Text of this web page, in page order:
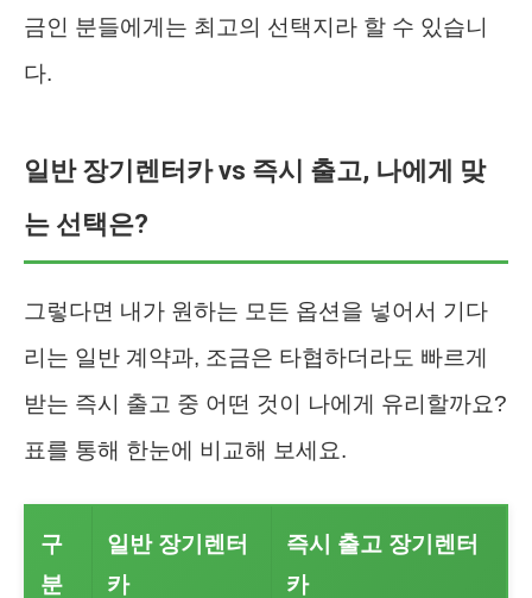
금인 분들에게는 최고의 선택지라 할 수 있습니
다.
일반 장기렌터카 vs 즉시 출고, 나에게 맞
는 선택은?
그렇다면 내가 원하는 모든 옵션을 넣어서 기다
리는 일반 계약과, 조금은 타협하더라도 빠르게
받는 즉시 출고 중 어떤 것이 나에게 유리할까요?
표를 통해 한눈에 비교해 보세요.
구
분
일반 장기렌터
카
즉시 출고 장기렌터
카